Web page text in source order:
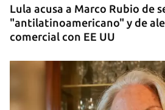
Lula acusa a Marco Rubio de
"antilatinoamericano" y de
comercial con EE UU